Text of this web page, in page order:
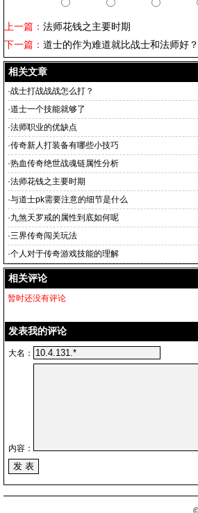
上一篇： 法师花钱之主要时期
下一篇： 道士的作为难道就比战士和法师好？
相关文章
·战士打战战战怎么打？
·道士一个技能就够了
·法师职业的优缺点
·传奇新人打装备有哪些小技巧
·热血传奇绝世战魂链属性分析
·法师花钱之主要时期
·与道士pk需要注意的细节是什么
·九煞天罗戒的属性到底如何呢
·三界传奇闯关玩法
·个人对于传奇游戏技能的理解
相关评论
暂时还没有评论
发表我的评论
大名：
内容：